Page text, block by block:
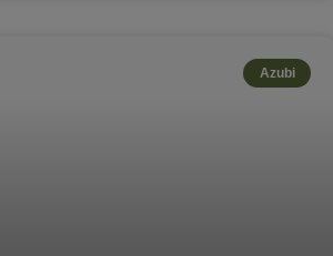
Azubi